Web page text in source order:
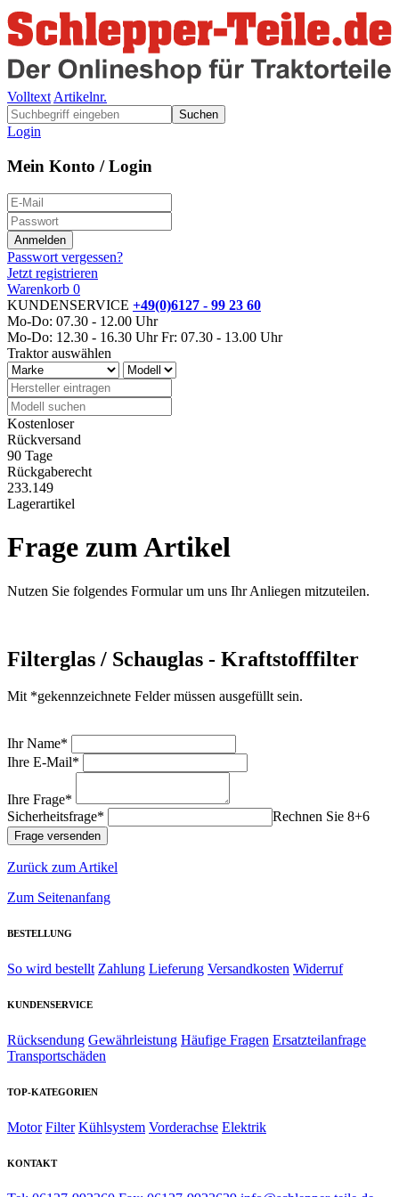
Volltext Artikelnr.
Suchen
Login
Mein Konto / Login
Passwort vergessen?
Jetzt registrieren
Warenkorb 0
KUNDENSERVICE +49(0)6127 - 99 23 60
Mo-Do: 07.30 - 12.00 Uhr
Mo-Do: 12.30 - 16.30 Uhr Fr: 07.30 - 13.00 Uhr
Traktor auswählen
Kostenloser
Rückversand
90 Tage
Rückgaberecht
233.149
Lagerartikel
Frage zum Artikel
Nutzen Sie folgendes Formular um uns Ihr Anliegen mitzuteilen.
Filterglas / Schauglas - Kraftstofffilter
Mit *gekennzeichnete Felder müssen ausgefüllt sein.
Ihr Name*
Ihre E-Mail*
Ihre Frage*
Sicherheitsfrage*
Rechnen Sie 8+6
Zurück zum Artikel
Zum Seitenanfang
BESTELLUNG
So wird bestellt Zahlung Lieferung Versandkosten Widerruf
KUNDENSERVICE
Rücksendung Gewährleistung Häufige Fragen Ersatzteilanfrage
Transportschäden
TOP-KATEGORIEN
Motor Filter Kühlsystem Vorderachse Elektrik
KONTAKT